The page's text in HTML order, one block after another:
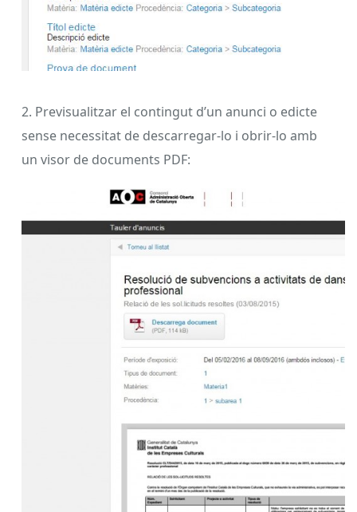
2. Previsualitzar el contingut d’un anunci o edicte
sense necessitat de descarregar-lo i obrir-lo amb
un visor de documents PDF: